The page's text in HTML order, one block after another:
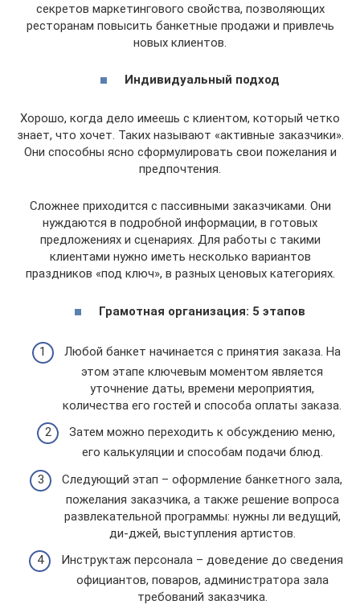
секретов маркетингового свойства, позволяющих
ресторанам повысить банкетные продажи и привлечь
новых клиентов.
Индивидуальный подход
Хорошо, когда дело имеешь с клиентом, который четко
знает, что хочет. Таких называют «активные заказчики».
Они способны ясно сформулировать свои пожелания и
предпочтения.
Сложнее приходится с пассивными заказчиками. Они
нуждаются в подробной информации, в готовых
предложениях и сценариях. Для работы с такими
клиентами нужно иметь несколько вариантов
праздников «под ключ», в разных ценовых категориях.
Грамотная организация: 5 этапов
Любой банкет начинается с принятия заказа. На
этом этапе ключевым моментом является
уточнение даты, времени мероприятия,
количества его гостей и способа оплаты заказа.
Затем можно переходить к обсуждению меню,
его калькуляции и способам подачи блюд.
Следующий этап – оформление банкетного зала,
пожелания заказчика, а также решение вопроса
развлекательной программы: нужны ли ведущий,
ди-джей, выступления артистов.
Инструктаж персонала – доведение до сведения
официантов, поваров, администратора зала
требований заказчика.